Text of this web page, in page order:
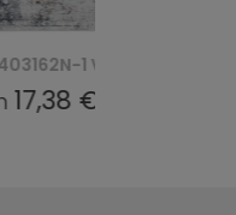
von17,38 €